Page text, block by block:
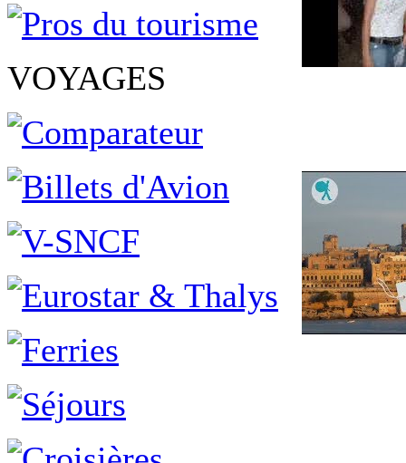
VOYAGES